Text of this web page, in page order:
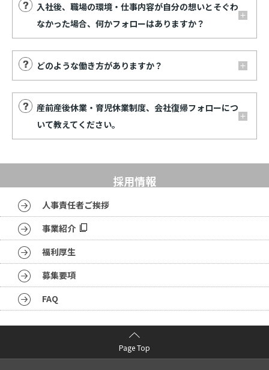
入社後、職場の環境・仕事内容が自分の想いとそぐわ
なかった場合、何かフォローはありますか？
どのような働き方がありますか？
産前産後休業・育児休業制度、会社復帰フォローにつ
いて教えてください。
採用情報
人事責任者ご挨拶
事業紹介
福利厚生
募集要項
FAQ
Page Top